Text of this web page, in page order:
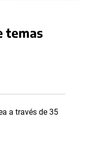
temas
a través de 35